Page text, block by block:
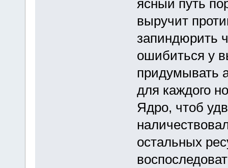
ясный путь
выручит
запиндюрить
ошибиться у
придумывать
для каждого
Ядро, чтоб
остальных